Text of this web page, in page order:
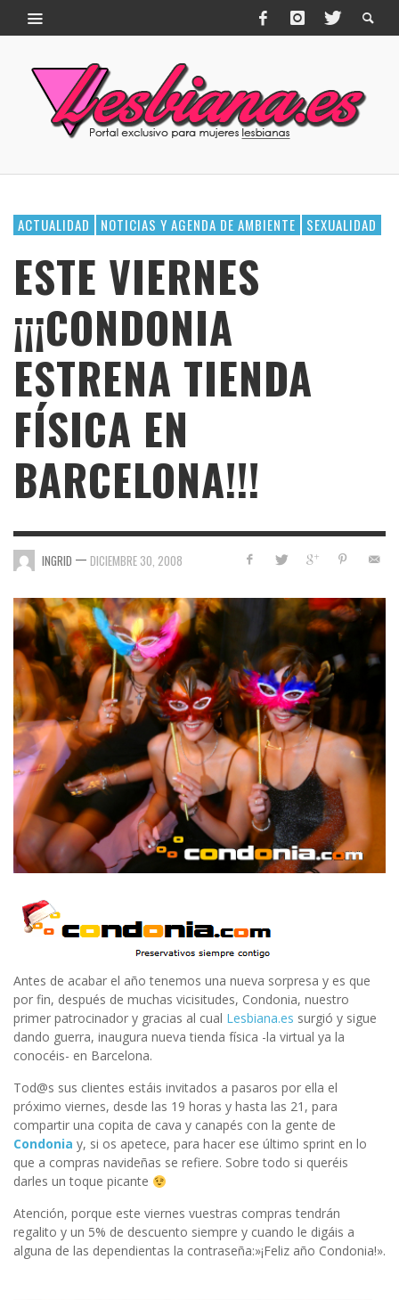
ACTUALIDAD NOTICIAS Y AGENDA DE AMBIENTE SEXUALIDAD
ESTE VIERNES
¡¡¡CONDONIA
ESTRENA TIENDA
FÍSICA EN
BARCELONA!!!
INGRID — DICIEMBRE 30, 2008
Antes de acabar el año tenemos una nueva sorpresa y es que
por fin, después de muchas vicisitudes, Condonia, nuestro
primer patrocinador y gracias al cual Lesbiana.es surgió y sigue
dando guerra, inaugura nueva tienda física -la virtual ya la
conocéis- en Barcelona.
Tod@s sus clientes estáis invitados a pasaros por ella el
próximo viernes, desde las 19 horas y hasta las 21, para
compartir una copita de cava y canapés con la gente de
Condonia y, si os apetece, para hacer ese último sprint en lo
que a compras navideñas se refiere. Sobre todo si queréis
darles un toque picante
Atención, porque este viernes vuestras compras tendrán
regalito y un 5% de descuento siempre y cuando le digáis a
alguna de las dependientas la contraseña:»¡Feliz año Condonia!».